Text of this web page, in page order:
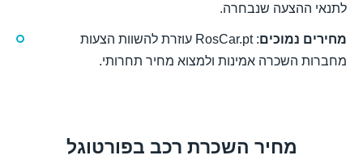
לתנאי ההצעה שנבחרה.
מחירים נמוכים
: RosCar.pt עוזרת להשוות הצעות
מחברות השכרה אמינות ולמצוא מחיר תחרותי.
מחיר השכרת רכב בפורטוגל